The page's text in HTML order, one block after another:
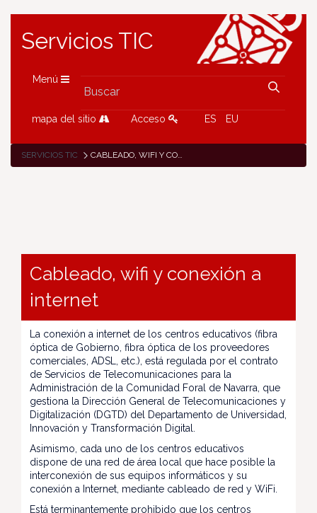
Servicios TIC
Menú
mapa del sitio Acceso ES EU
SERVICIOS TIC CABLEADO, WIFI Y CONEXIÓN A INTERNET
Cableado, wifi y conexión a
internet
La conexión a internet de los centros educativos (fibra
óptica de Gobierno, fibra óptica de los proveedores
comerciales, ADSL, etc.), está regulada por el contrato
de Servicios de Telecomunicaciones para la
Administración de la Comunidad Foral de Navarra, que
gestiona la Dirección General de Telecomunicaciones y
Digitalización (DGTD) del Departamento de Universidad,
Innovación y Transformación Digital.
Asimismo, cada uno de los centros educativos
dispone de una red de área local que hace posible la
interconexión de sus equipos informáticos y su
conexión a Internet, mediante cableado de red y WiFi.
Está terminantemente prohibido que los centros